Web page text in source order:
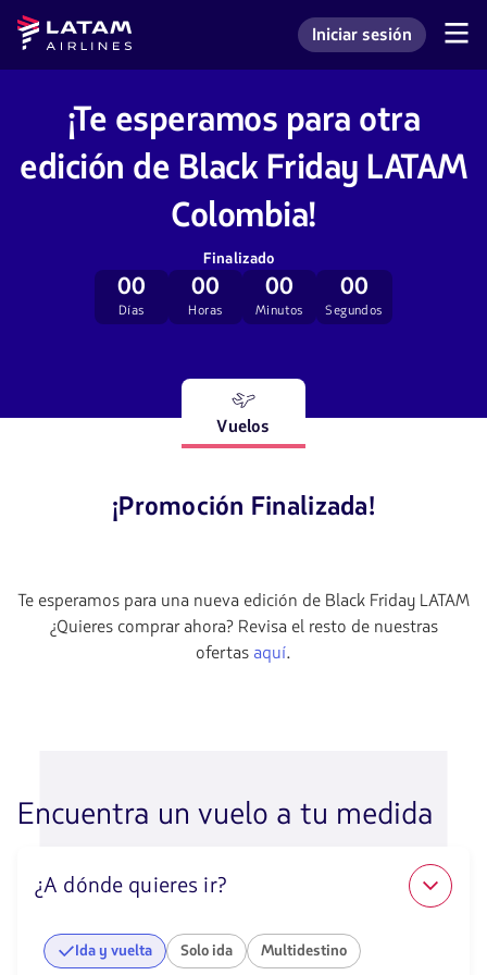
Saltar
menú.
Saltar al
contenido
principal.
Navegación
usuario.
Latam
Airlines
Ingresar a mi cuenta
Iniciar sesión
¡Te esperamos para otra
edición de Black Friday LATAM
Colombia!
Finalizado
00
Días
00
Horas
00
Minutos
00
Segundos
Vuelos
¡Promoción Finalizada!
Te esperamos para una nueva edición de Black Friday LATAM
¿Quieres comprar ahora? Revisa el resto de nuestras
ofertas aquí.
Encuentra un vuelo a tu medida
¿A dónde quieres ir?
Ida y vuelta Solo ida Multidestino